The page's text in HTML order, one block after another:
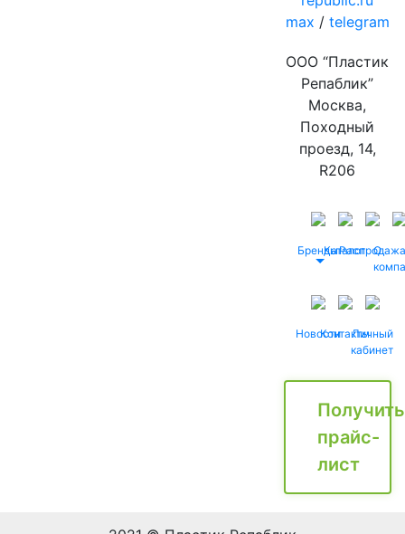
max / telegram
ООО “Пластик
Репаблик”
Москва,
Походный
проезд, 14,
R206
БрендыКаталог
Распродажа
О
НовостиКонтактыЛичный
кабинет
Получить
прайс-
лист